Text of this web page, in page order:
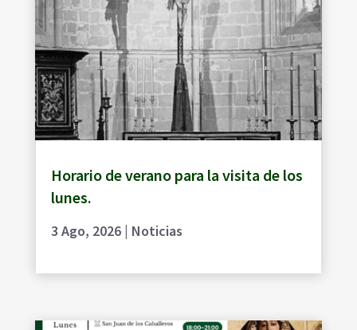
Horario de verano para la visita de los
lunes.
3 Ago, 2026| Noticias